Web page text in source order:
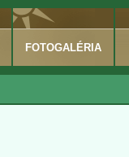
FOTOGALÉRIA